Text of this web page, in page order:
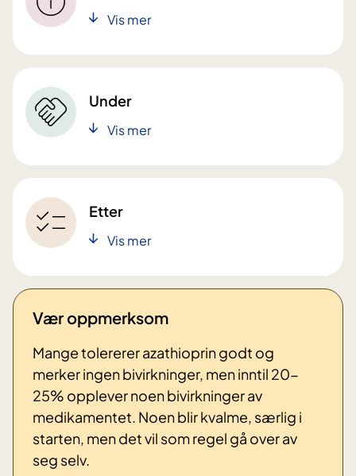
Vis mer
Under
Vis mer
Etter
Vis mer
Vær oppmerksom
Mange tolererer azathioprin godt og
merker ingen bivirkninger, men inntil 20-
25% opplever noen bivirkninger av
medikamentet. Noen blir kvalme, særlig i
starten, men det vil som regel gå over av
seg selv.